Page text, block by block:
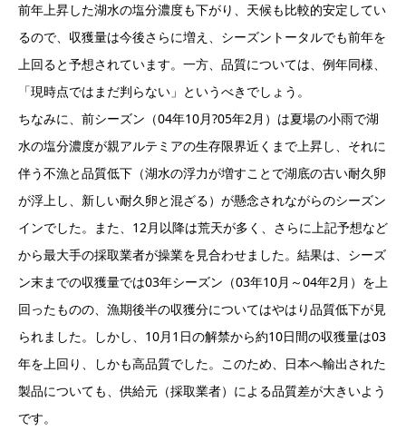
前年上昇した湖水の塩分濃度も下がり、天候も比較的安定してい
るので、収獲量は今後さらに増え、シーズントータルでも前年を
上回ると予想されています。一方、品質については、例年同様、
「現時点ではまだ判らない」というべきでしょう。
ちなみに、前シーズン（04年10月?05年2月）は夏場の小雨で湖
水の塩分濃度が親アルテミアの生存限界近くまで上昇し、それに
伴う不漁と品質低下（湖水の浮力が増すことで湖底の古い耐久卵
が浮上し、新しい耐久卵と混ざる）が懸念されながらのシーズン
インでした。また、12月以降は荒天が多く、さらに上記予想など
から最大手の採取業者が操業を見合わせました。結果は、シーズ
ン末までの収獲量では03年シーズン（03年10月～04年2月）を上
回ったものの、漁期後半の収獲分についてはやはり品質低下が見
られました。しかし、10月1日の解禁から約10日間の収獲量は03
年を上回り、しかも高品質でした。このため、日本へ輸出された
製品についても、供給元（採取業者）による品質差が大きいよう
です。